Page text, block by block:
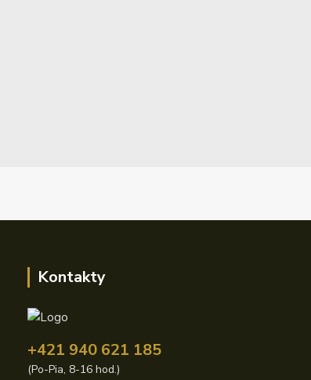
Kontakty
+421 940 621 185
(Po-Pia, 8-16 hod.)